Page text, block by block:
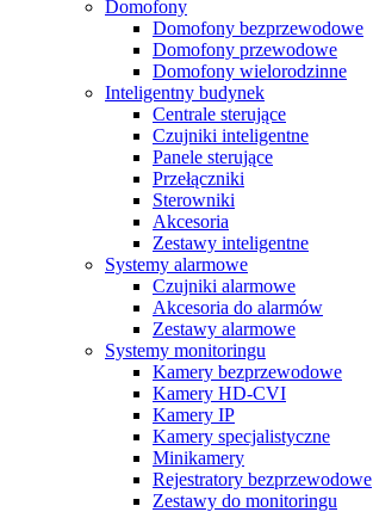
Domofony
Domofony bezprzewodowe
Domofony przewodowe
Domofony wielorodzinne
Inteligentny budynek
Centrale sterujące
Czujniki inteligentne
Panele sterujące
Przełączniki
Sterowniki
Akcesoria
Zestawy inteligentne
Systemy alarmowe
Czujniki alarmowe
Akcesoria do alarmów
Zestawy alarmowe
Systemy monitoringu
Kamery bezprzewodowe
Kamery HD-CVI
Kamery IP
Kamery specjalistyczne
Minikamery
Rejestratory bezprzewodowe
Zestawy do monitoringu